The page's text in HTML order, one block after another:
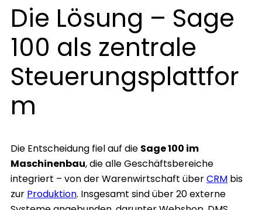
Die Lösung – Sage
100 als zentrale
Steuerungsplattfor
m
Die Entscheidung fiel auf die Sage 100 im
Maschinenbau, die alle Geschäftsbereiche
integriert – von der Warenwirtschaft überCRM bis
zur Produktion. Insgesamt sind über 20 externe